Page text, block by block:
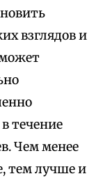
взглядов и
течение
Чем менее
тем лучше и